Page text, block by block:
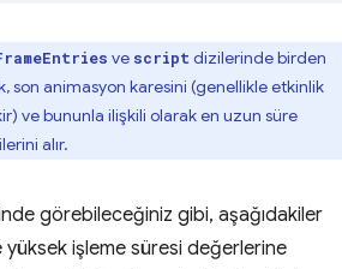
ve script dizilerinde birden
son animasyon karesini (genellikle etkinlik
ve bununla ilişkili olarak en uzun süre
alır.
görebileceğiniz gibi, aşağıdakiler
işleme süresi değerlerine